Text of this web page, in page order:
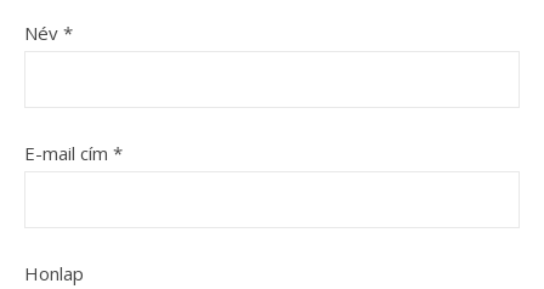
Név *
E-mail cím *
Honlap